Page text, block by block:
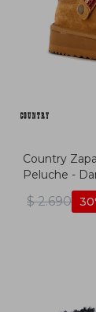
Country
Peluche -
$ 2.690 30